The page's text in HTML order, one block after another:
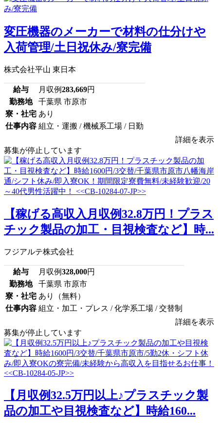
変圧機器のメーカーで材料の仕分けや
入荷管理/土日祝休み/寮完備
株式会社平山 東日本
給与 月収例283,669円
勤務地
千葉県 市原市
寮・社宅 あり
仕事内容 組立・運搬 / 機械系工場 / 日勤
詳細を表示
募集が停止しています
【稼げる高収入月収例32.8万円！プラス
チック製品の加工・目視検査など】時...
フジアルテ株式会社
給与 月収例328,000円
勤務地
千葉県 市原市
寮・社宅 あり（無料）
仕事内容 組立・加工・プレス / 化学系工場 / 交替制
詳細を表示
募集が停止しています
【月収例32.5万円以上♪プラスチック製
品の加工や目視検査など】時給160...